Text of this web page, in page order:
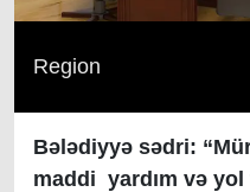
Region
Bələdiyyə sədri:
maddi yardım və